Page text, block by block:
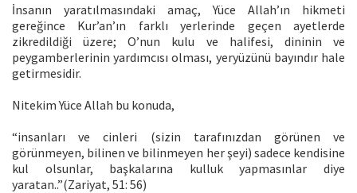
İnsanın yaratılmasındaki amaç, Yüce Allah’ın hikmeti
gereğince Kur’an’ın farklı yerlerinde geçen ayetlerde
zikredildiği üzere; O’nun kulu ve halifesi, dininin ve
peygamberlerinin yardımcısı olması, yeryüzünü bayındır hale
getirmesidir.
Nitekim Yüce Allah bu konuda,
“insanları ve cinleri (sizin tarafınızdan görünen ve
görünmeyen, bilinen ve bilinmeyen her şeyi) sadece kendisine
kul olsunlar, başkalarına kulluk yapmasınlar diye
yaratan..”(Zariyat, 51: 56)